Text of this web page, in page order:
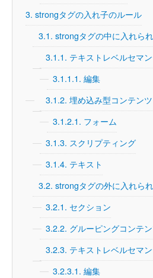
3. strongタグの入れ子のルール
3.1. strongタグの中に入れら
3.1.1. テキストレベルセマ
3.1.1.1. 編集
3.1.2. 埋め込み型コンテンツ
3.1.2.1. フォーム
3.1.3. スクリプティング
3.1.4. テキスト
3.2. strongタグの外に入れら
3.2.1. セクション
3.2.2. グルーピングコンテ
3.2.3. テキストレベルセマ
3.2.3.1. 編集